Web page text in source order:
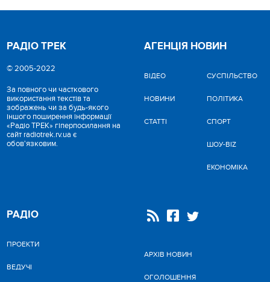
РАДІО ТРЕК
© 2005-2022
За повного чи часткового
використання текстів та
зображень чи за будь-якого
іншого поширення інформації
«Радіо ТРЕК» гіперпосилання на
сайт radiotrek.rv.ua є
обов'язковим.
АГЕНЦІЯ НОВИН
ВІДЕО
НОВИНИ
СТАТТІ
CУСПІЛЬСТВО
ПОЛІТИКА
СПОРТ
ШОУ-BIZ
ЕКОНОМІКА
РАДІО
ПРОЕКТИ
ВЕДУЧІ
АРХІВ НОВИН
ОГОЛОШЕННЯ